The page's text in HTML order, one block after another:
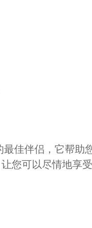
佳伴侣，它帮助
您可以尽情地享受